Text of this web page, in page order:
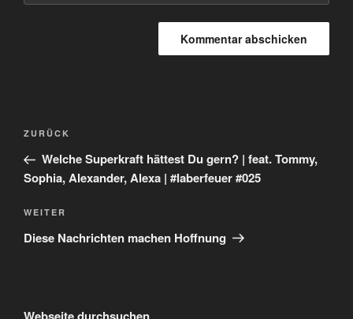
Beitragsnavigation
Vorheriger
Beitrag
ZURÜCK
Welche Superkraft hättest Du gern? | feat. Tommy,
Sophia, Alexander, Alexa | #laberfeuer #025
Nächster
Beitrag
WEITER
Diese Nachrichten machen Hoffnung
Webseite durchsuchen